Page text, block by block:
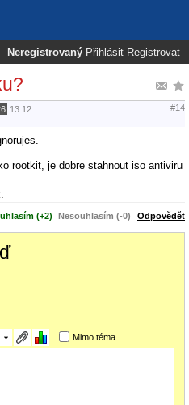
Neregistrovaný Přihlásit Registrovat
13:12 #14
rootkit, je dobre stahnout iso antiviru
(+2) Nesouhlasím (-0) Odpovědět
Mimo téma